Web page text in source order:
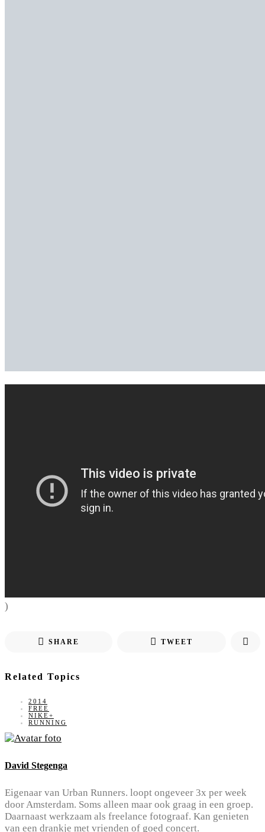
)
SHARE TWEET
Related Topics
2014
FREE
NIKE+
RUNNING
David Stegenga
Eigenaar van Urban Runners. loopt ongeveer 3x per week
door Amsterdam. Soms alleen maar ook graag in een groep.
Daarnaast werkzaam als freelance fotograaf. Kan genieten
van een drankje met vrienden of goed concert.